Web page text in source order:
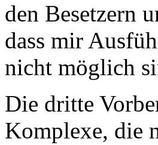
den Besetzern
dass mir
nicht möglich
Die dritte
Komplexe, die